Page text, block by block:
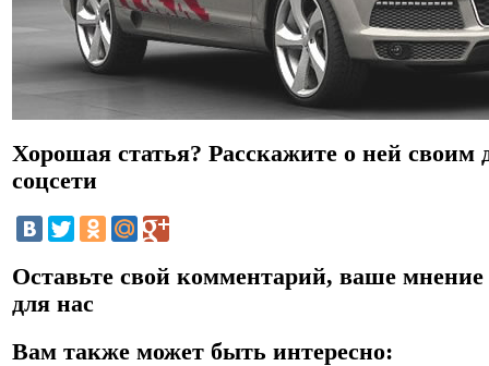
Хорошая статья? Расскажите о ней своим
соцсети
Оставьте свой комментарий, ваше
для нас
Вам также может быть интересно: